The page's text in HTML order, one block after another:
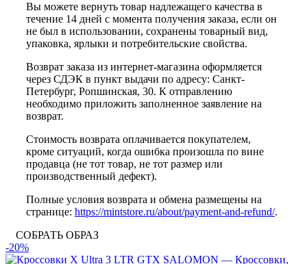
Вы можете вернуть товар надлежащего качества в
течение 14 дней с момента получения заказа, если он
не был в использовании, сохранены товарный вид,
упаковка, ярлыки и потребительские свойства.
Возврат заказа из интернет-магазина оформляется
через СДЭК в пункт выдачи по адресу: Санкт-
Петербург, Ропшинская, 30. К отправлению
необходимо приложить заполненное заявление на
возврат.
Стоимость возврата оплачивается покупателем,
кроме ситуаций, когда ошибка произошла по вине
продавца (не тот товар, не тот размер или
производственный дефект).
Полные условия возврата и обмена размещены на
странице: https://mintstore.ru/about/payment-and-refund/.
СОБРАТЬ ОБРАЗ
-20%